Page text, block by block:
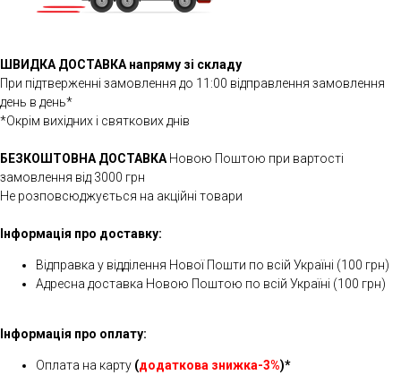
ШВИДКА ДОСТАВКА напряму зі складу
При підтверженні замовлення до 11:00 відправлення замовлення
день в день*
*Окрім вихідних і святкових днів
БЕЗКОШТОВНА ДОСТАВКАНовою Поштою при вартості
замовлення від 3000 грн
Не розповсюджується на акційні товари
Інформація про доставку:
Відправка у відділення Нової Пошти по всій Україні (100 грн)
Адресна доставка Новою Поштою по всій Україні (100 грн)
Інформація про оплату:
Оплата на карту (додаткова знижка-3%)*